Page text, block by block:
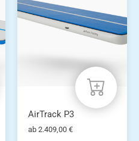
weist
mehrere
Varianten
Produktseite
gewählt
AirTrack P3
ab 2.409,00 €